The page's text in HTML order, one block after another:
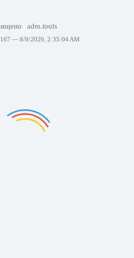
adm.tools
— 8/8/2026, 2:35:04 AM